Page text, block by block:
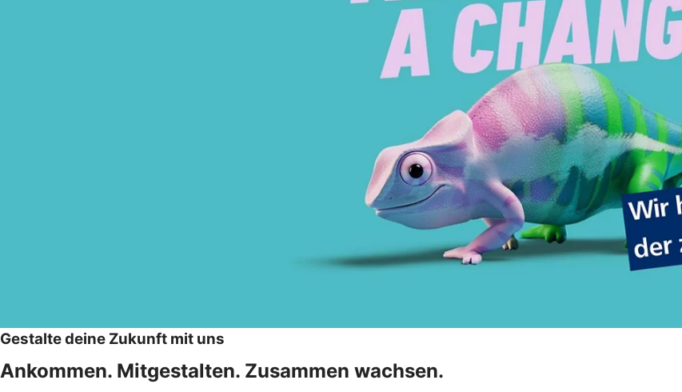
Gestalte deine Zukunft mit uns
Ankommen. Mitgestalten. Zusammen wachsen.